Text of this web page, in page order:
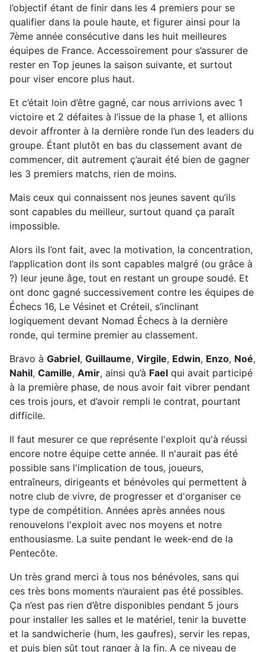
l’objectif étant de finir dans les 4 premiers pour se
qualifier dans la poule haute, et figurer ainsi pour la
7ème année consécutive dans les huit meilleures
équipes de France. Accessoirement pour s’assurer de
rester en Top jeunes la saison suivante, et surtout
pour viser encore plus haut.
Et c’était loin d’être gagné, car nous arrivions avec 1
victoire et 2 défaites à l’issue de la phase 1, et allions
devoir affronter à la dernière ronde l’un des leaders du
groupe. Étant plutôt en bas du classement avant de
commencer, dit autrement ç’aurait été bien de gagner
les 3 premiers matchs, rien de moins.
Mais ceux qui connaissent nos jeunes savent qu’ils
sont capables du meilleur, surtout quand ça paraît
impossible.
Alors ils l’ont fait, avec la motivation, la concentration,
l’application dont ils sont capables malgré (ou grâce à
?) leur jeune âge, tout en restant un groupe soudé. Et
ont donc gagné successivement contre les équipes de
Échecs 16, Le Vésinet et Créteil, s’inclinant
logiquement devant Nomad Échecs à la dernière
ronde, qui termine premier au classement.
Bravo à Gabriel, Guillaume, Virgile, Edwin, Enzo, Noé,
Nahil, Camille, Amir, ainsi qu’à Fael qui avait participé
à la première phase, de nous avoir fait vibrer pendant
ces trois jours, et d’avoir rempli le contrat, pourtant
difficile.
Il faut mesurer ce que représente l'exploit qu'à réussi
encore notre équipe cette année. Il n'aurait pas été
possible sans l'implication de tous, joueurs,
entraîneurs, dirigeants et bénévoles qui permettent à
notre club de vivre, de progresser et d'organiser ce
type de compétition. Années après années nous
renouvelons l'exploit avec nos moyens et notre
enthousiasme. La suite pendant le week-end de la
Pentecôte.
Un très grand merci à tous nos bénévoles, sans qui
ces très bons moments n’auraient pas été possibles.
Ça n’est pas rien d’être disponibles pendant 5 jours
pour installer les salles et le matériel, tenir la buvette
et la sandwicherie (hum, les gaufres), servir les repas,
et puis bien sût tout ranger à la fin. A ce niveau de